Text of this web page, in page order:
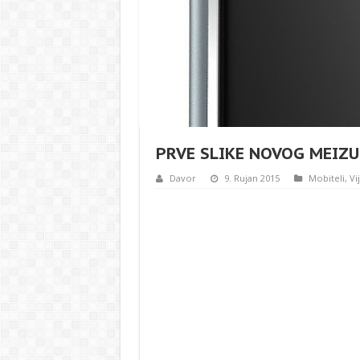
PRVE SLIKE NOVOG
Davor 9. Rujan 2015 Mobiteli,